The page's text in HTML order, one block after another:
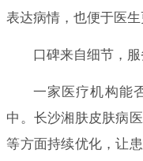
表达病情，也便于医生
口碑来自细节，
一家医疗机构能
中。长沙湘肤皮肤病
等方面持续优化，让